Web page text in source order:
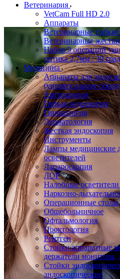
Ветеринария
VetCam Full HD 2.0
Аппараты
Ветеринарные
Ветеринарные
Набор 9 операций
оптика 2,7мм / 30
Медицина
Аппараты для
(универсальное
Артроскопия
Гибкая эндоскопия
Гинекология
Дерматология
Жесткая эндоскопия
Инструменты
Лампы медицинские
осветителей
Лапароскопия
ЛОР
Налобные
Наркозно-
Операционные
Общебольничное
Офтальмология
Проктология
Рентген
Стойки аппаратные
держатели монитора,
Стойки
эндоскопические